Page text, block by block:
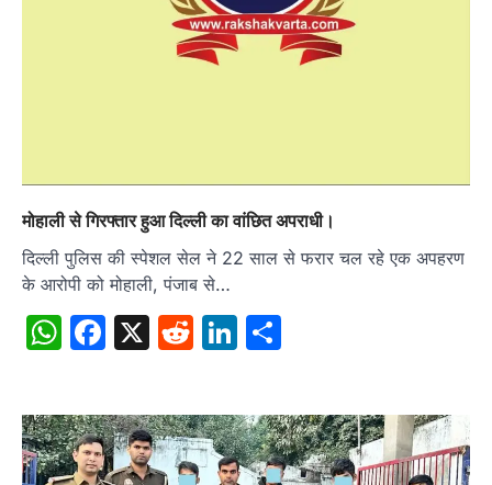
मोहाली से गिरफ्तार हुआ दिल्ली का वांछित अपराधी।
दिल्ली पुलिस की स्पेशल सेल ने 22 साल से फरार चल रहे एक अपहरण
के आरोपी को मोहाली, पंजाब से…
WhatsApp
Facebook
X RedditLinkedIn